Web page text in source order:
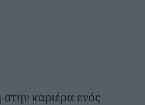
καριέρα ενός